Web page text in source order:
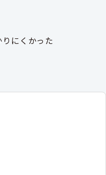
りにくかった